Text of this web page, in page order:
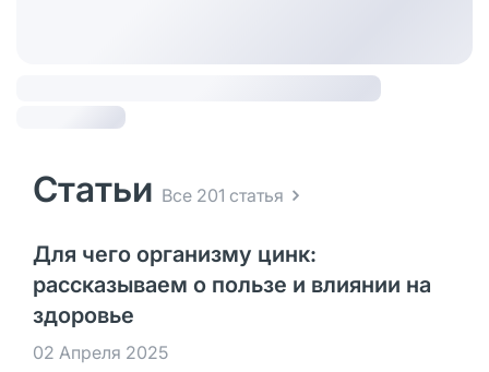
Статьи Все 201 статья
Для чего организму цинк:
рассказываем о пользе и влиянии на
здоровье
02 Апреля 2025